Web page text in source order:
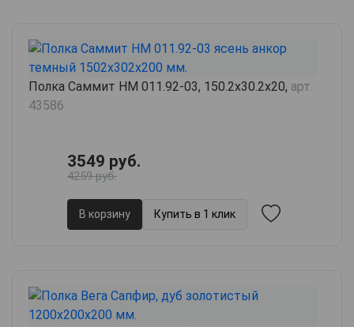
Полка Саммит НМ 011.92-03, 150.2х30.2х20, арт.
43586
3549 руб.
4259 руб.
В корзину Купить в 1 клик